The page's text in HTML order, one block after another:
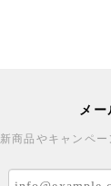
メー
新商品やキャンペ